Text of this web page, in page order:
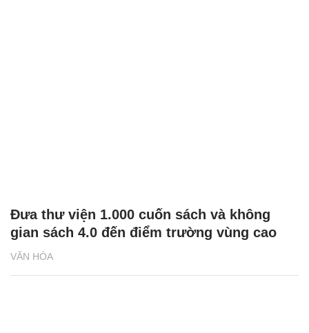
VĂN HÓA
Đưa thư viện 1.000 cuốn sách và không
gian sách 4.0 đến điểm trường vùng cao